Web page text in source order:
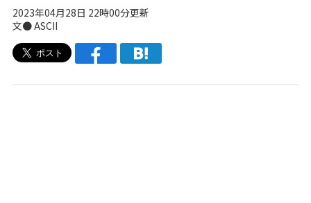
2023年04月28日 22時00分更新
文● ASCII